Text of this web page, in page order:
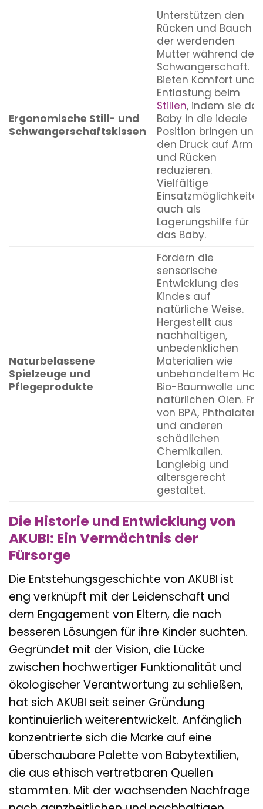
Ergonomische Still- und
Schwangerschaftskissen
Unterstützen den
Rücken und Bauch
der werdenden
Mutter während der
Schwangerschaft.
Bieten Komfort und
Entlastung beim
Stillen, indem sie das
Baby in die ideale
Position bringen und
den Druck auf Arme
und Rücken
reduzieren.
Vielfältige
auch als
Lagerungshilfe für
das Baby.
Naturbelassene
Spielzeuge und
Pflegeprodukte
Fördern die
sensorische
Entwicklung des
Kindes auf
natürliche Weise.
Hergestellt aus
nachhaltigen,
unbedenklichen
Materialien wie
unbehandeltem
Bio-Baumwolle und
natürlichen Ölen. Frei
von BPA, Phthalaten
und anderen
schädlichen
Chemikalien.
Langlebig und
altersgerecht
gestaltet.
Die Historie und Entwicklung von
AKUBI: Ein Vermächtnis der
Fürsorge
Die Entstehungsgeschichte von AKUBI ist
eng verknüpft mit der Leidenschaft und
dem Engagement von Eltern, die nach
besseren Lösungen für ihre Kinder suchten.
Gegründet mit der Vision, die Lücke
zwischen hochwertiger Funktionalität und
ökologischer Verantwortung zu schließen,
hat sich AKUBI seit seiner Gründung
kontinuierlich weiterentwickelt. Anfänglich
konzentrierte sich die Marke auf eine
überschaubare Palette von Babytextilien,
die aus ethisch vertretbaren Quellen
stammten. Mit der wachsenden Nachfrage